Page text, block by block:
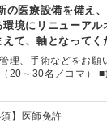
の医療設備を備え
環境にリニューア
て、軸となってく
理、手術などをお願
20～30名／コマ）
須】医師免許